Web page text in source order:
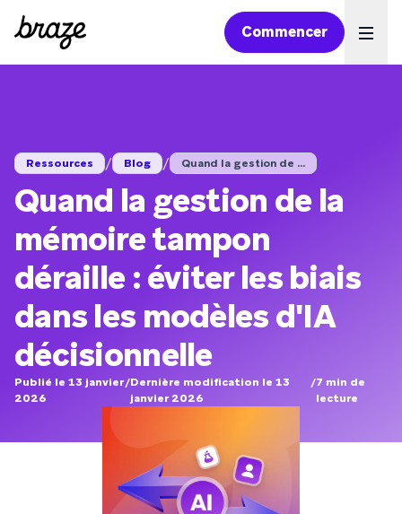
Commencer
Ressources / Blog / Quand la gestion de ...
Quand la gestion de la
mémoire tampon
déraille : éviter les biais
dans les modèles d'IA
décisionnelle
Publié le 13 janvier
2026
/Dernière modification le 13
janvier 2026
/7 min de
lecture